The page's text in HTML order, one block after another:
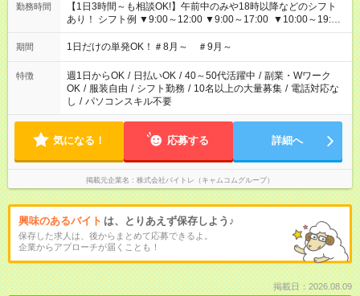
勤務時間
【1日3時間～も相談OK!】午前中のみや18時以降などのシフト
あり！ シフト例 ▼9:00～12:00 ▼9:00～17:00 ▼10:00～19:00
▼18:00～21:00
期間 1日だけの単発OK！＃8月～ ＃9月～
特徴 週1日からOK / 日払いOK / 40～50代活躍中 / 副業・Wワーク
OK / 服装自由 / シフト勤務 / 10名以上の大量募集 / 電話対応な
し / パソコンスキル不要
気になる！ 応募する 詳細へ
掲載元企業名 株式会社バイトレ（キャムコムグループ）
興味のあるバイト は、とりあえず保存しよう♪
保存した求人は、後からまとめて応募できるよ。
企業からアプローチが届くことも！
掲載日：2026.08.09